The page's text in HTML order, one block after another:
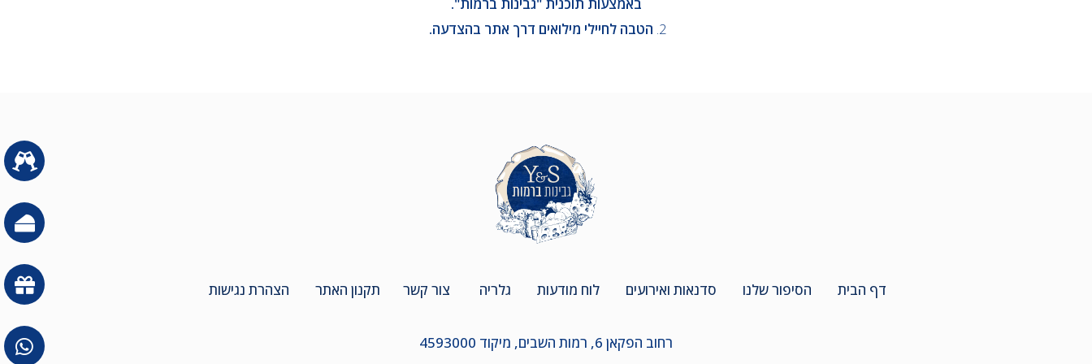
2. הטבה לחיילי מילואים דרך אתר בהצדעה.
דף הבית הסיפור שלנו סדנאות ואירועים לוח מודעות גלריה צור קשר תקנון האתר הצהרת נגישות
רחוב הפקאן 6, רמות השבים, מיקוד 4593000